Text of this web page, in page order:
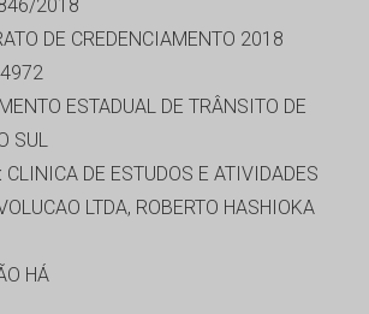
2018
DE CREDENCIAMENTO 2018
ESTADUAL DE TRÂNSITO DE
SUL
CLINICA DE ESTUDOS E ATIVIDADES
LTDA, ROBERTO HASHIOKA
HÁ